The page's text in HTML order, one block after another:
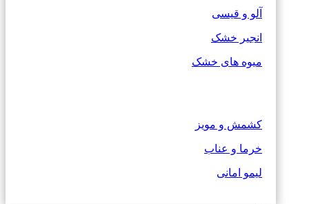
آلو و قیسی
انجیر خشک
میوه های خشک
کشمش و مویز
خرما و عناب
لیمو امانی